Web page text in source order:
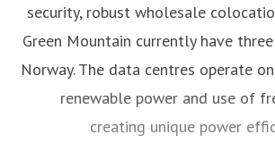
security, robust wholesale
Green Mountain currently have
Norway. The data centres operate
renewable power and use of
creating unique power